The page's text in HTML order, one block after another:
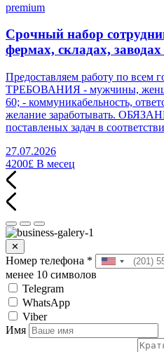
premium
Срочный набор
фермах, складах, заводах
Предоставляем работу по всем
ТРЕБОВАНИЯ - мужчины,
60; - коммуникабельность,
желание заработывать.
поставленых задач в
27.07.2026
4200£ В месец
✕
Номер телефона *
менее 10 символов
Telegram
WhatsApp
Viber
Имя